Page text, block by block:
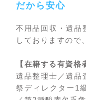
だから安心
不用品回収・遺品
しておりますので
【在籍する有資格
遺品整理士／遺品
祭ディレクター1